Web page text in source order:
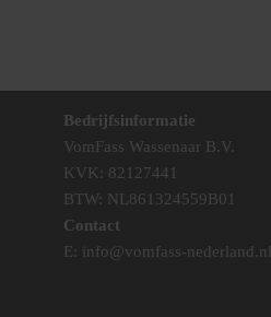
Bedrijfsinformatie
VomFass Wassenaar B.V.
KVK: 82127441
BTW: NL861324559B01
Contact
E: info@vomfass-nederland.nl